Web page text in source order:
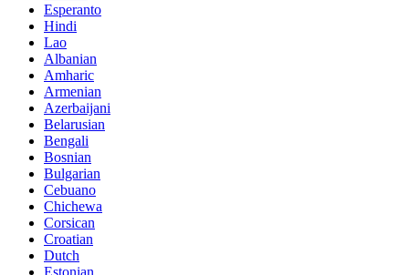
Esperanto
Hindi
Lao
Albanian
Amharic
Armenian
Azerbaijani
Belarusian
Bengali
Bosnian
Bulgarian
Cebuano
Chichewa
Corsican
Croatian
Dutch
Estonian